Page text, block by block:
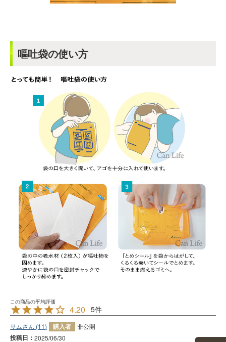
嘔吐袋の使い方
4.20 5
サム 11 購入者 非公開
投稿日 2025/06/30